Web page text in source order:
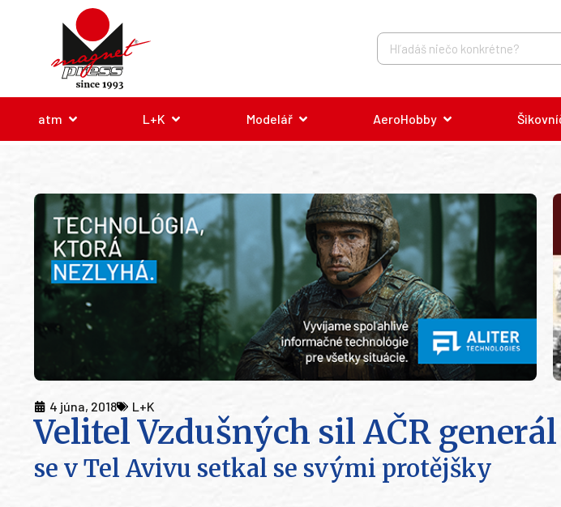
atm L+K Modelář AeroHobby
4 júna, 2018 L+K
Velitel Vzdušných sil AČR
se v Tel Avivu setkal se svými protějšky